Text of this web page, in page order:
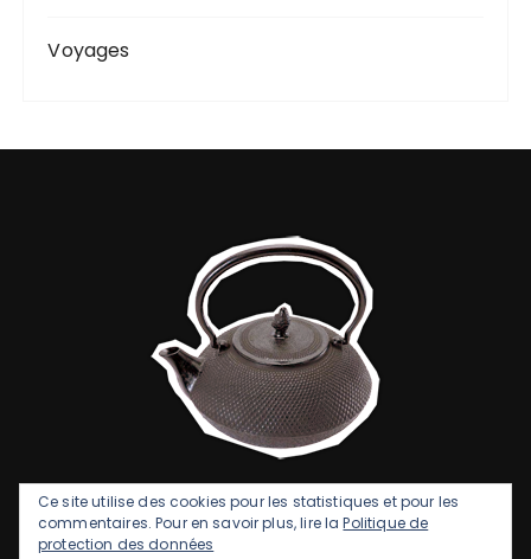
Voyages
Ce site utilise des cookies pour les statistiques et pour les
commentaires. Pour en savoir plus, lire laPolitique de
protection des données